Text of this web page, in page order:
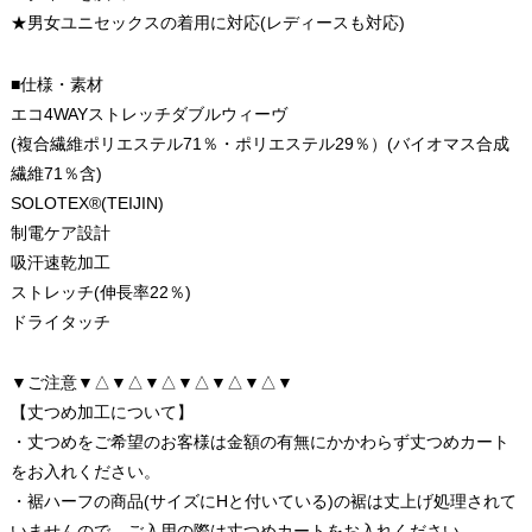
★男女ユニセックスの着用に対応(レディースも対応)
■仕様・素材
エコ4WAYストレッチダブルウィーヴ
(複合繊維ポリエステル71％・ポリエステル29％）(バイオマス合成
繊維71％含)
SOLOTEX®(TEIJIN)
制電ケア設計
吸汗速乾加工
ストレッチ(伸長率22％)
ドライタッチ
▼ご注意▼△▼△▼△▼△▼△▼△▼
【丈つめ加工について】
・丈つめをご希望のお客様は金額の有無にかかわらず丈つめカート
をお入れください。
・裾ハーフの商品(サイズにHと付いている)の裾は丈上げ処理されて